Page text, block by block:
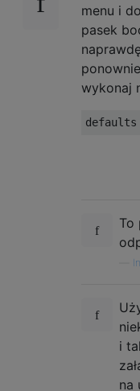
menu i
pasek
wykonaj
To
i
na